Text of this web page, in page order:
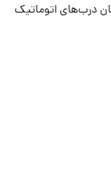
درب‌های اتوماتیک